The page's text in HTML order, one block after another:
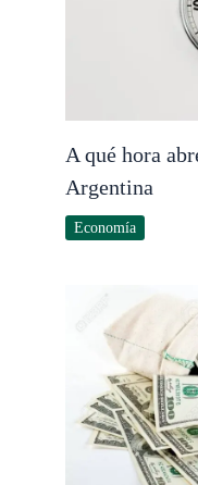
A qué hora
Argentina
Economía